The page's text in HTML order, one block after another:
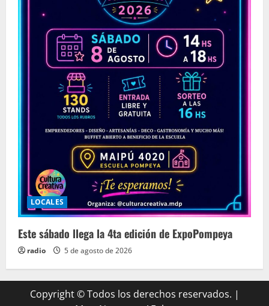
LOCALES
Este sábado llega la 4ta edición de ExpoPompeya
radio 5 de agosto de 2026
Copyright © Todos los derechos reservados. |